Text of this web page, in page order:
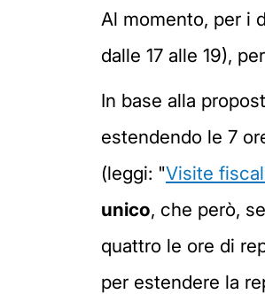
Al momento, per i
dalle 17 alle 19),
In base alla
estendendo le 7
(leggi: "Visite
unico, che però,
quattro le ore di
per estendere la